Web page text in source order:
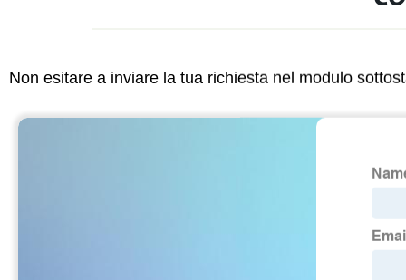
Non esitare a inviare la tua richiesta nel modulo